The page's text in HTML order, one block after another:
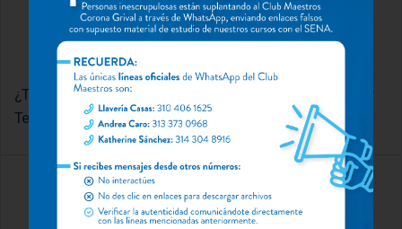
¿Tienes algún otro tip para lavar paredes recién pintadas?
Te leemos
chateenos para descrubir las actividades en curso